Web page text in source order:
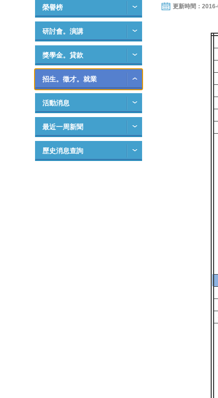
榮譽榜
研討會。演講
獎學金。貸款
招生。徵才。就業
活動消息
最近一周新聞
歷史消息查詢
更新時間：